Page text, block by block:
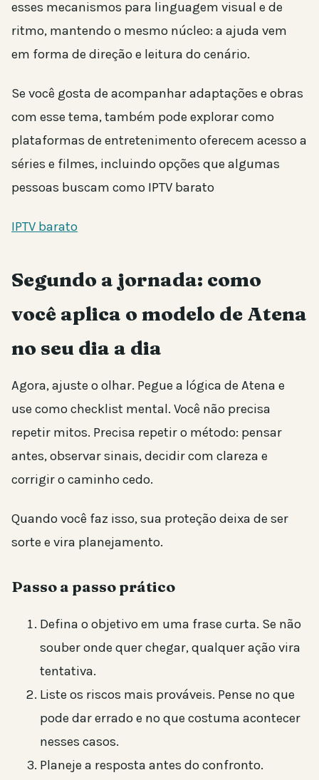
esses mecanismos para linguagem visual e de
ritmo, mantendo o mesmo núcleo: a ajuda vem
em forma de direção e leitura do cenário.
Se você gosta de acompanhar adaptações e obras
com esse tema, também pode explorar como
plataformas de entretenimento oferecem acesso a
séries e filmes, incluindo opções que algumas
pessoas buscam como IPTV barato
IPTV barato
Segundo a jornada: como
você aplica o modelo de Atena
no seu dia a dia
Agora, ajuste o olhar. Pegue a lógica de Atena e
use como checklist mental. Você não precisa
repetir mitos. Precisa repetir o método: pensar
antes, observar sinais, decidir com clareza e
corrigir o caminho cedo.
Quando você faz isso, sua proteção deixa de ser
sorte e vira planejamento.
Passo a passo prático
Defina o objetivo em uma frase curta. Se não
souber onde quer chegar, qualquer ação vira
tentativa.
Liste os riscos mais prováveis. Pense no que
pode dar errado e no que costuma acontecer
nesses casos.
Planeje a resposta antes do confronto.